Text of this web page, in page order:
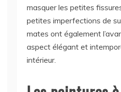
masquer les petites
petites imperfections de
mates ont également
aspect élégant et
intérieur.